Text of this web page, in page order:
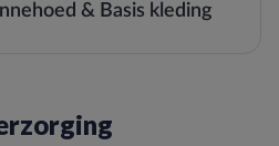
& Basis kleding